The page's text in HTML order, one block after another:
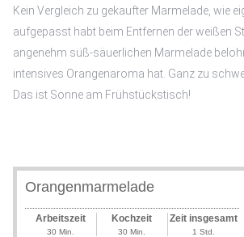
Kein Vergleich zu gekaufter Marmelade, wie
aufgepasst habt beim Entfernen der weißen
angenehm süß-säuerlichen Marmelade
intensives Orangenaroma hat. Ganz zu
Das ist Sonne am Frühstückstisch!
Orangenmarmelade
Arbeitszeit
30 Min.
Kochzeit
30 Min.
Zeit insgesamt
1 Std.